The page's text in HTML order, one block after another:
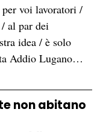
voi lavoratori /
al par dei
idea / è solo
Addio Lugano…
non abitano